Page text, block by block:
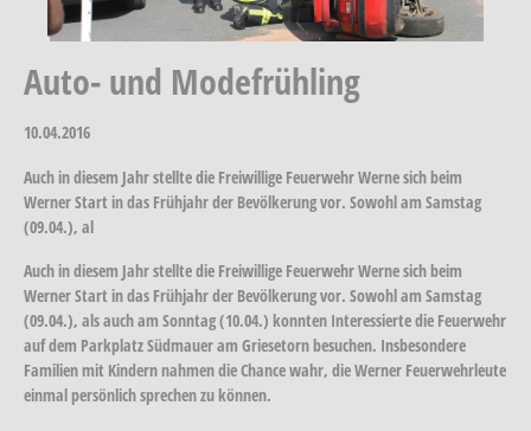
Auto- und Modefrühling
10.04.2016
Auch in diesem Jahr stellte die Freiwillige Feuerwehr Werne sich beim
Werner Start in das Frühjahr der Bevölkerung vor. Sowohl am Samstag
(09.04.), al
Auch in diesem Jahr stellte die Freiwillige Feuerwehr Werne sich beim
Werner Start in das Frühjahr der Bevölkerung vor. Sowohl am Samstag
(09.04.), als auch am Sonntag (10.04.) konnten Interessierte die Feuerwehr
auf dem Parkplatz Südmauer am Griesetorn besuchen. Insbesondere
Familien mit Kindern nahmen die Chance wahr, die Werner Feuerwehrleute
einmal persönlich sprechen zu können.